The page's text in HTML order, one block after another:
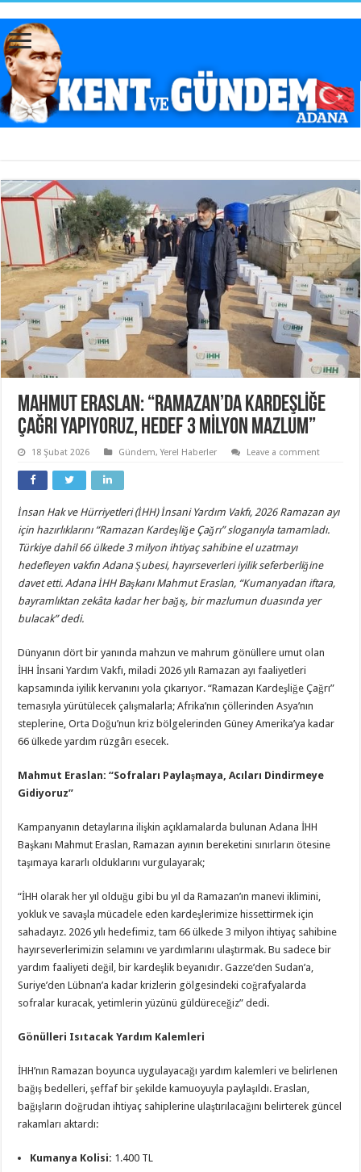
MAHMUT ERASLAN: “RAMAZAN’DA KARDEŞLİĞE
ÇAĞRI YAPIYORUZ, HEDEF 3 MİLYON MAZLUM”
18 Şubat 2026 Gündem,Yerel Haberler Leave a comment
İnsan Hak ve Hürriyetleri (İHH) İnsani Yardım Vakfı, 2026 Ramazan ayı
için hazırlıklarını “Ramazan Kardeşliğe Çağrı” sloganıyla tamamladı.
Türkiye dahil 66 ülkede 3 milyon ihtiyaç sahibine el uzatmayı
hedefleyen vakfın Adana Şubesi, hayırseverleri iyilik seferberliğine
davet etti. Adana İHH Başkanı Mahmut Eraslan, “Kumanyadan iftara,
bayramlıktan zekâta kadar her bağış, bir mazlumun duasında yer
bulacak” dedi.
Dünyanın dört bir yanında mahzun ve mahrum gönüllere umut olan
İHH İnsani Yardım Vakfı, miladi 2026 yılı Ramazan ayı faaliyetleri
kapsamında iyilik kervanını yola çıkarıyor. “Ramazan Kardeşliğe Çağrı”
temasıyla yürütülecek çalışmalarla; Afrika’nın çöllerinden Asya’nın
steplerine, Orta Doğu’nun kriz bölgelerinden Güney Amerika’ya kadar
66 ülkede yardım rüzgârı esecek.
Mahmut Eraslan: “Sofraları Paylaşmaya, Acıları Dindirmeye
Gidiyoruz”
Kampanyanın detaylarına ilişkin açıklamalarda bulunan Adana İHH
Başkanı Mahmut Eraslan, Ramazan ayının bereketini sınırların ötesine
taşımaya kararlı olduklarını vurgulayarak;
“İHH olarak her yıl olduğu gibi bu yıl da Ramazan’ın manevi iklimini,
yokluk ve savaşla mücadele eden kardeşlerimize hissettirmek için
sahadayız. 2026 yılı hedefimiz, tam 66 ülkede 3 milyon ihtiyaç sahibine
hayırseverlerimizin selamını ve yardımlarını ulaştırmak. Bu sadece bir
yardım faaliyeti değil, bir kardeşlik beyanıdır. Gazze’den Sudan’a,
Suriye’den Lübnan’a kadar krizlerin gölgesindeki coğrafyalarda
sofralar kuracak, yetimlerin yüzünü güldüreceğiz” dedi.
Gönülleri Isıtacak Yardım Kalemleri
İHH’nın Ramazan boyunca uygulayacağı yardım kalemleri ve belirlenen
bağış bedelleri, şeffaf bir şekilde kamuoyuyla paylaşıldı. Eraslan,
bağışların doğrudan ihtiyaç sahiplerine ulaştırılacağını belirterek güncel
rakamları aktardı:
Kumanya Kolisi: 1.400 TL